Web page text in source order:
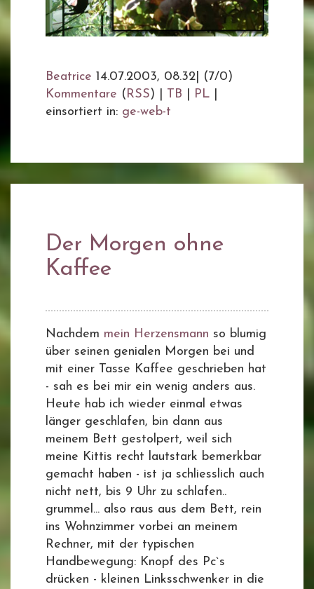
Beatrice 14.07.2003, 08.32
(7/0)
Kommentare ( RSS) | TB PL
einsortiert in: ge-web-t
Der Morgen ohne
Kaffee
Nachdem mein Herzensmann so blumig
über seinen genialen Morgen bei und
mit einer Tasse Kaffee geschrieben hat
- sah es bei mir ein wenig anders aus.
Heute hab ich wieder einmal etwas
länger geschlafen, bin dann aus
meinem Bett gestolpert, weil sich
meine Kittis recht lautstark bemerkbar
gemacht haben - ist ja schliesslich auch
nicht nett, bis 9 Uhr zu schlafen..
grummel... also raus aus dem Bett, rein
ins Wohnzimmer vorbei an meinem
Rechner, mit der typischen
Handbewegung: Knopf des Pc`s
drücken - kleinen Linksschwenker in die